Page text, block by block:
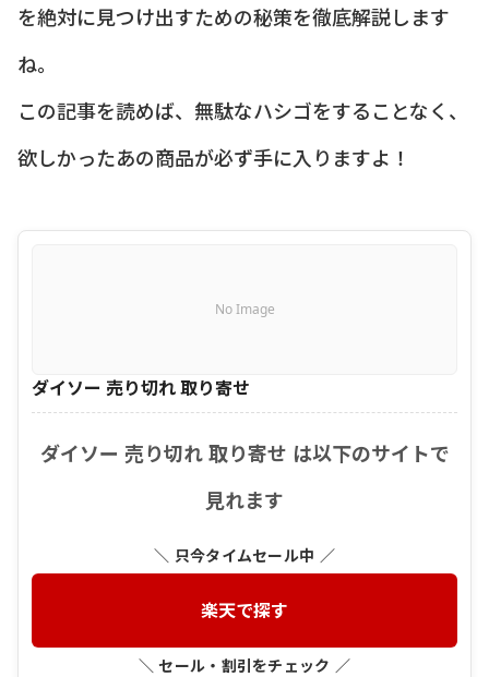
を絶対に見つけ出すための秘策を徹底解説します
ね。
この記事を読めば、無駄なハシゴをすることなく、
欲しかったあの商品が必ず手に入りますよ！
No Image
ダイソー 売り切れ 取り寄せ
ダイソー 売り切れ 取り寄せ は以下のサイトで
見れます
＼ 只今タイムセール中 ／
楽天で探す
＼ セール・割引をチェック ／